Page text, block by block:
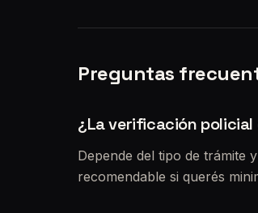
Preguntas
¿La verificación
Depende del tipo de trámite
recomendable si querés